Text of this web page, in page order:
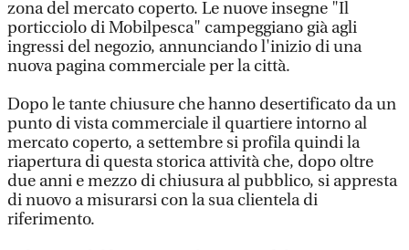
zona del mercato coperto. Le nuove insegne "Il
porticciolo di Mobilpesca" campeggiano già agli
ingressi del negozio, annunciando l'inizio di una
nuova pagina commerciale per la città.
Dopo le tante chiusure che hanno desertificato da un
punto di vista commerciale il quartiere intorno al
mercato coperto, a settembre si profila quindi la
riapertura di questa storica attività che, dopo oltre
due anni e mezzo di chiusura al pubblico, si appresta
di nuovo a misurarsi con la sua clientela di
riferimento.